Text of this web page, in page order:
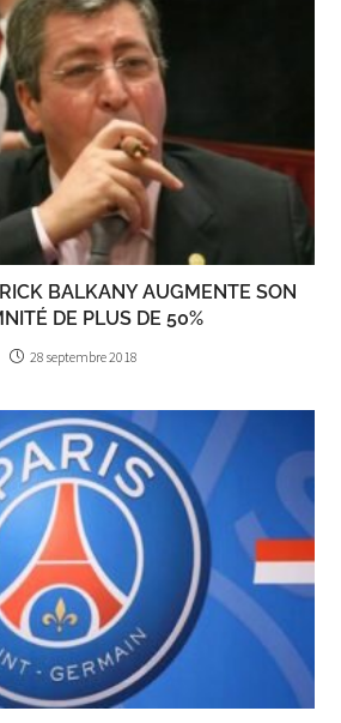
BALKANY AUGMENTE SON
DE PLUS DE 50%
28 septembre 2018